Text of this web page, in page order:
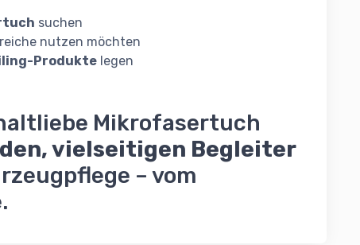
suchen
nutzen möchten
Produkte legen
Mikrofasertuch
vielseitigen Begleiter
– vom